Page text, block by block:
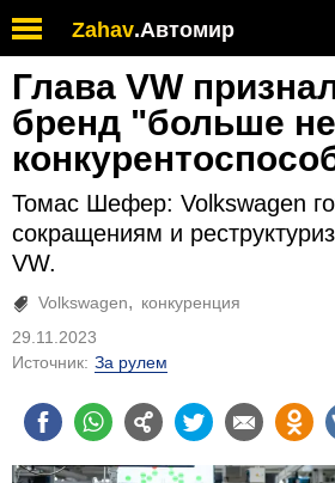
Zahav.Автомир
Глава VW
бренд "больше не
Томас Шефер: Volkswagen
сокращениям и
VW.
Volkswagen
конкуренция
29.11.2023
Источник: За рулем